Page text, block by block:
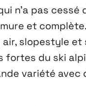
n’a pas cessé
et
slopestyle
du ski
variété